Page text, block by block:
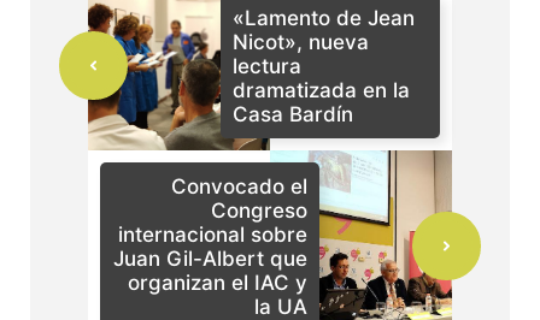
«Lamento de Jean
Nicot», nueva
lectura
dramatizada en la
Casa Bardín
Convocado el
Congreso
internacional sobre
Juan Gil-Albert que
organizan el IAC y
la UA